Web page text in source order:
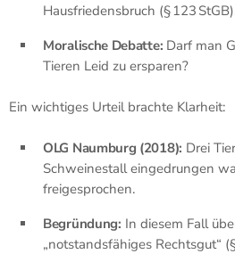
Hausfriedensbruch (§ 123
Moralische Debatte: Darf man
Tieren Leid zu ersparen?
Ein wichtiges Urteil brachte Klarheit:
OLG Naumburg (2018): Drei
Schweinestall eingedrungen
freigesprochen.
Begründung: In diesem Fall
„notstandsfähiges Rechtsgut“